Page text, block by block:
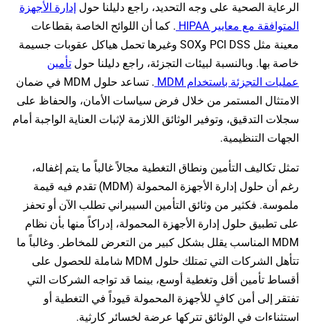
الرعاية الصحية على وجه التحديد، راجع دليلنا حول إدارة الأجهزة
المتوافقة مع معايير HIPAA
. كما أن اللوائح الخاصة بقطاعات
معينة مثل PCI DSS وSOX وغيرها تحمل هياكل عقوبات جسيمة
خاصة بها. وبالنسبة لبيئات التجزئة، راجع دليلنا حول تأمين
عمليات التجزئة باستخدام MDM
. تساعد حلول MDM في ضمان
الامتثال المستمر من خلال فرض سياسات الأمان، والحفاظ على
سجلات التدقيق، وتوفير الوثائق اللازمة لإثبات العناية الواجبة أمام
الجهات التنظيمية.
تمثل تكاليف التأمين ونطاق التغطية مجالاً غالباً ما يتم إغفاله،
رغم أن حلول إدارة الأجهزة المحمولة (MDM) تقدم فيه قيمة
ملموسة. فكثير من وثائق التأمين السيبراني تطلب الآن أو تحفز
على تطبيق حلول إدارة الأجهزة المحمولة، إدراكاً منها بأن نظام
MDM المناسب يقلل بشكل كبير من التعرض للمخاطر. وغالباً ما
تتأهل الشركات التي تمتلك حلول MDM شاملة للحصول على
أقساط تأمين أقل وتغطية أوسع، بينما قد تواجه الشركات التي
تفتقر إلى أمن كافٍ للأجهزة المحمولة قيوداً في التغطية أو
استثناءات في الوثائق تتركها عرضة لخسائر كارثية.